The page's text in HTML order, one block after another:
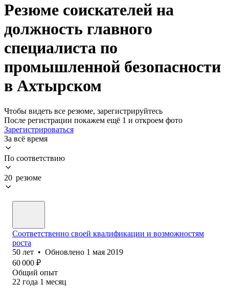
Резюме соискателей на
должность главного
специалиста по
промышленной безопасности
в Ахтырском
Чтобы видеть все резюме, зарегистрируйтесь
После регистрации покажем ещё 1 и откроем фото
Зарегистрироваться
За всё время
По соответствию
20 резюме
Соответственно своей квалификации и возможностям
роста
50 лет • Обновлено 1 мая 2019
60 000 ₽
Общий опыт
22 года 1 месяц